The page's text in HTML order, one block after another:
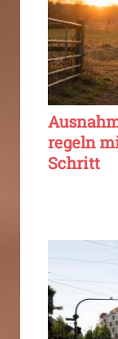
regeln
Schritt